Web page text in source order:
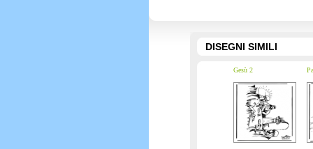
DISEGNI SIMILI
Gesù 2